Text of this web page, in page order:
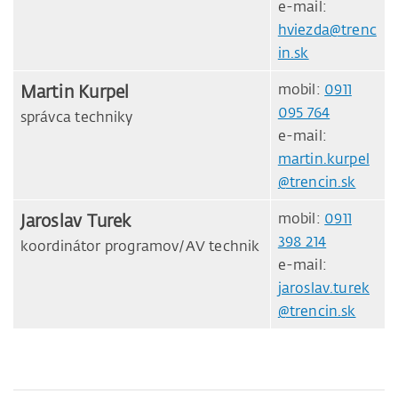
e-mail:
hviezda@trenc
in.sk
Martin Kurpel
správca techniky
mobil: 0911
095 764
e-mail:
martin.kurpel
@trencin.sk
Jaroslav Turek
koordinátor programov/AV technik
mobil: 0911
398 214
e-mail:
jaroslav.turek
@trencin.sk